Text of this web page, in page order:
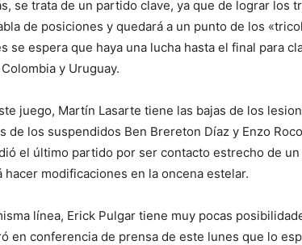
se trata de un partido clave, ya que de lograr los
de posiciones y quedará a un punto de los
se espera que haya una lucha hasta el final para
y Uruguay.
juego, Martín Lasarte tiene las bajas de los
de los suspendidos Ben Brereton Díaz y Enzo
el último partido por ser contacto estrecho de
hacer modificaciones en la oncena estelar.
línea, Erick Pulgar tiene muy pocas
en conferencia de prensa de este lunes que lo